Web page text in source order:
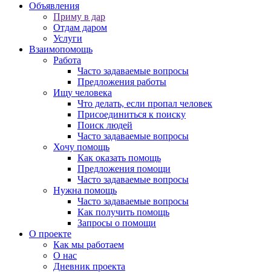
Объявления
Приму в дар
Отдам даром
Услуги
Взаимопомощь
Работа
Часто задаваемые вопросы
Предложения работы
Ищу человека
Что делать, если пропал человек
Присоединиться к поиску
Поиск людей
Часто задаваемые вопросы
Хочу помощь
Как оказать помощь
Предложения помощи
Часто задаваемые вопросы
Нужна помощь
Часто задаваемые вопросы
Как получить помощь
Запросы о помощи
О проекте
Как мы работаем
О нас
Дневник проекта